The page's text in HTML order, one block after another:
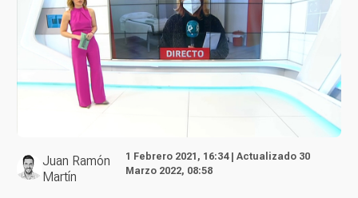
Juan Ramón
Martín
1 Febrero 2021, 16:34 | Actualizado 30
Marzo 2022, 08:58